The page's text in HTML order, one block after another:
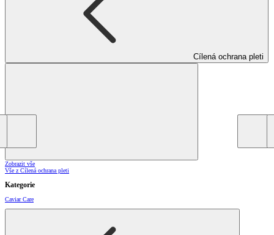
Cílená ochrana pleti
Zobrazit vše
Vše z Cílená ochrana pleti
Kategorie
Caviar Care